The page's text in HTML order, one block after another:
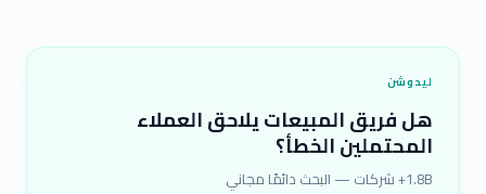
ليدوشن
هل فريق المبيعات يلاحق العملاء
المحتملين الخطأ؟
1.8B+ شركات — البحث دائمًا مجاني